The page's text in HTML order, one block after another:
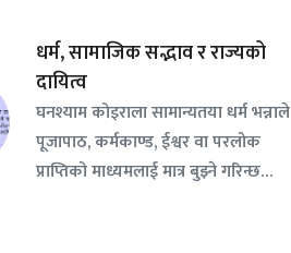
धर्म, सामाजिक सद्भाव र राज्यको
दायित्व
घनश्याम कोइराला सामान्यतया धर्म भन्नाले
पूजापाठ, कर्मकाण्ड, ईश्वर वा परलोक
प्राप्तिको माध्यमलाई मात्र बुझ्ने गरिन्छ…